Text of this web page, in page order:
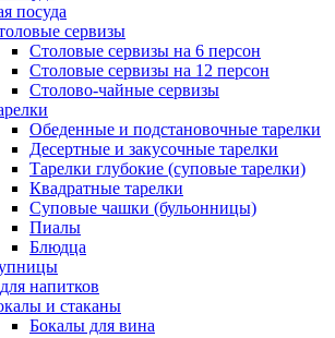
посуда
сервизы
Столовые сервизы на 6 персон
Столовые сервизы на 12 персон
Столово-чайные сервизы
Обеденные и подстановочные тарелки
Десертные и закусочные тарелки
Тарелки глубокие (суповые тарелки)
Квадратные тарелки
Суповые чашки (бульонницы)
Пиалы
Блюдца
напитков
и стаканы
Бокалы для вина